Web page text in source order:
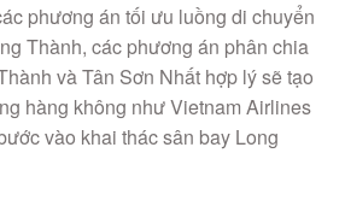
phương án tối ưu luồng di chuyển
Thành, các phương án phân chia
và Tân Sơn Nhất hợp lý sẽ tạo
hàng không như Vietnam Airlines
vào khai thác sân bay Long